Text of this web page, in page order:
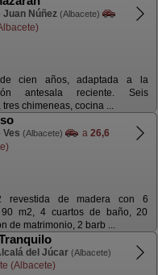
Juan Núñez (Albacete)
cien años, adaptada a la
antesala reciente. Seis
chimeneas, cocina ...
Ves (Albacete) a 26,6
de madera con 6
90 m2, 4 cuartos de baño, 20
de matrimonio, 2 barb ...
del Júcar (Albacete)
(Albacete)